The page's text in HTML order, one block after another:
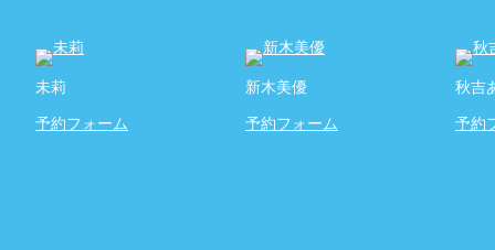
未莉
予約フォーム
新木美優
予約フォーム
秋吉
予約